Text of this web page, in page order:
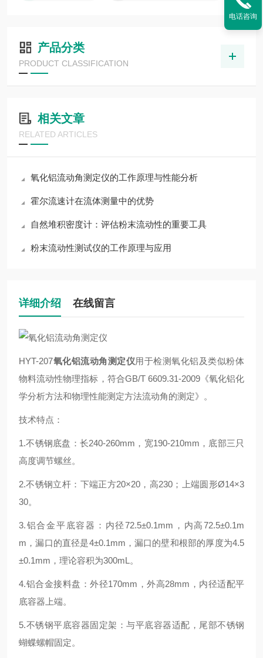
产品分类
PRODUCT CLASSIFICATION
相关文章
RELATED ARTICLES
氧化铝流动角测定仪的工作原理与性能分析
霍尔流速计在流体测量中的优势
自然堆积密度计：评估粉末流动性的重要工具
粉末流动性测试仪的工作原理与应用
详细介绍 在线留言
HYT-207氧化铝流动角测定仪用于检测氧化铝及类似粉体
物料流动性物理指标，符合GB/T 6609.31-2009《氧化铝化
学分析方法和物理性能测定方法流动角的测定》。
技术特点：
1.不锈钢底盘：长240-260mm，宽190-210mm，底部三只
高度调节螺丝。
2.不锈钢立杆：下端正方20×20，高230；上端圆形Ø14×3
30。
3.铝合金平底容器：内径72.5±0.1mm，内高72.5±0.1m
m，漏口的直径是4±0.1mm，漏口的壁和根部的厚度为4.5
±0.1mm，理论容积为300mL。
4.铝合金接料盘：外径170mm，外高28mm，内径适配平
底容器上端。
5.不锈钢平底容器固定架：与平底容器适配，尾部不锈钢
蝴蝶螺帽固定。
电话咨询